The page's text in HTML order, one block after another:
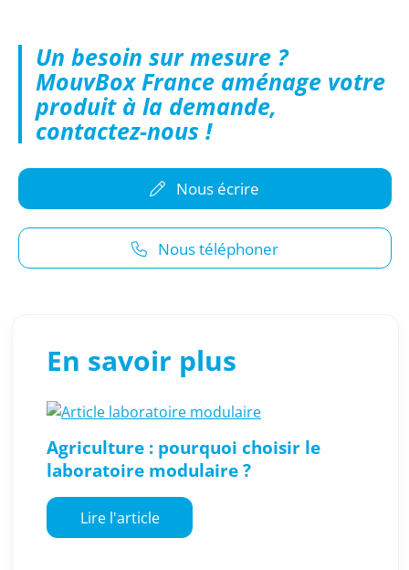
Un besoin sur mesure ?
MouvBox France aménage votre
produit à la demande,
contactez-nous !
Nous écrire
Nous téléphoner
En savoir plus
Agriculture : pourquoi choisir le
laboratoire modulaire ?
Lire l'article